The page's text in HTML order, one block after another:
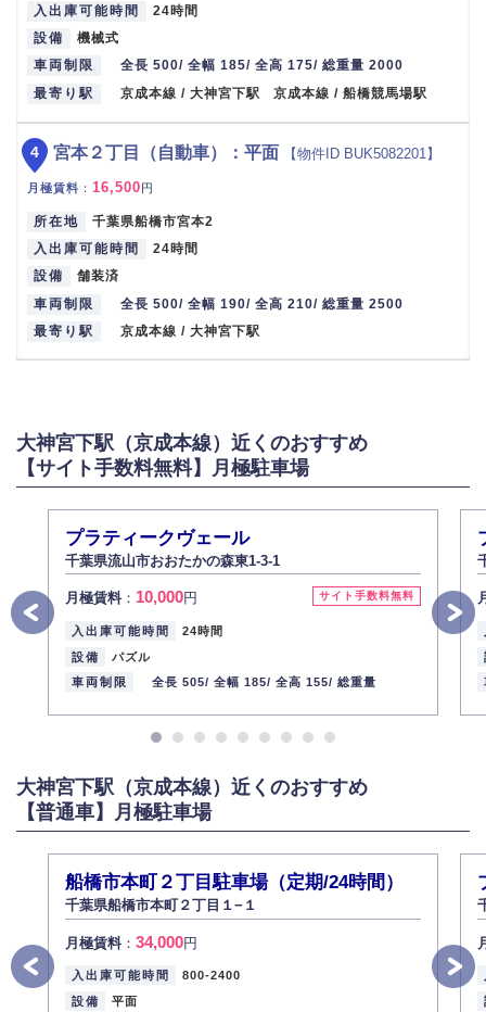
入出庫可能時間
24時間
設備
機械式
車両制限
全長 500/ 全幅 185/ 全高 175/ 総重量 2000
最寄り駅
京成本線 / 大神宮下駅 京成本線 / 船橋競馬場駅
宮本２丁目（自動車）：平面 【物件ID BUK5082201】
月極賃料 ： 16,500円
所在地
千葉県船橋市宮本2
入出庫可能時間
24時間
設備
舗装済
車両制限
全長 500/ 全幅 190/ 全高 210/ 総重量 2500
最寄り駅
京成本線 / 大神宮下駅
4
大神宮下駅（京成本線）近くのおすすめ
【サイト手数料無料】月極駐車場
プラティークヴェール
千葉県流山市おおたかの森東1-3-1
サイト手数料無料
月極賃料： 10,000円
入出庫可能時間
24時間
設備
パズル
車両制限
全長 505/ 全幅 185/ 全高 155/ 総重量
大神宮下駅（京成本線）近くのおすすめ
【普通車】月極駐車場
船橋市本町２丁目駐車場（定期/24時間）
千葉県船橋市本町２丁目１−１
月極賃料： 34,000円
入出庫可能時間
800-2400
設備
平面